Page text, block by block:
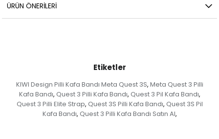
ÜRÜN ÖNERILERI
Etiketler
KIWI Design Pilli Kafa Bandı Meta Quest 3S, Meta Quest 3 Pilli
Kafa Bandı, Quest 3 Pilli Kafa Bandı, Quest 3 Pil Kafa Bandı,
Quest 3 Pilli Elite Strap, Quest 3S Pilli Kafa Bandı, Quest 3S Pil
Kafa Bandı, Quest 3 Pilli Kafa Bandı Satın Al,